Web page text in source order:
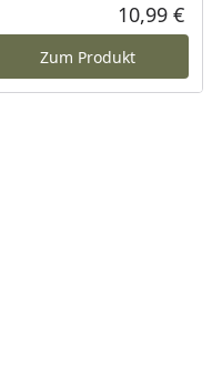
10,99 €
Zum Produkt